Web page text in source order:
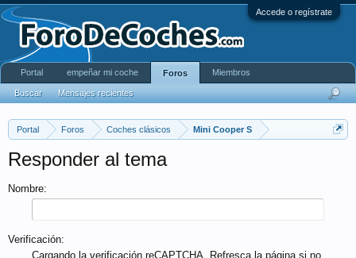
Accede o regístrate
Portal Foros Coches clásicos Mini Cooper S
Responder al tema
Nombre:
Verificación:
Cargando la verificación reCAPTCHA. Refresca la página si no
Portal empeñar mi coche Foros
Buscar Mensajes recientes
Miembros